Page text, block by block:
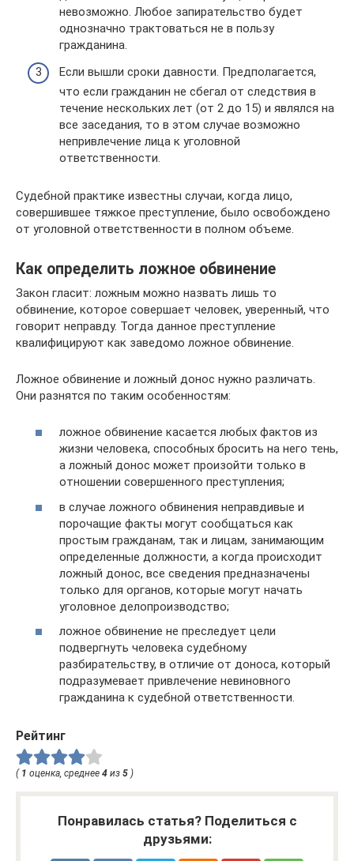
невозможно. Любое запирательство будет
однозначно трактоваться не в пользу
гражданина.
Если вышли сроки давности. Предполагается,
что если гражданин не сбегал от следствия в
течение нескольких лет (от 2 до 15) и являлся на
все заседания, то в этом случае возможно
непривлечение лица к уголовной
ответственности.
Судебной практике известны случаи, когда лицо,
совершившее тяжкое преступление, было освобождено
от уголовной ответственности в полном объеме.
Как определить ложное обвинение
Закон гласит: ложным можно назвать лишь то
обвинение, которое совершает человек, уверенный, что
говорит неправду. Тогда данное преступление
квалифицируют как заведомо ложное обвинение.
Ложное обвинение и ложный донос нужно различать.
Они разнятся по таким особенностям:
ложное обвинение касается любых фактов из
жизни человека, способных бросить на него тень,
а ложный донос может произойти только в
отношении совершенного преступления;
в случае ложного обвинения неправдивые и
порочащие факты могут сообщаться как
простым гражданам, так и лицам, занимающим
определенные должности, а когда происходит
ложный донос, все сведения предназначены
только для органов, которые могут начать
уголовное делопроизводство;
ложное обвинение не преследует цели
подвергнуть человека судебному
разбирательству, в отличие от доноса, который
подразумевает привлечение невиновного
гражданина к судебной ответственности.
Рейтинг
( 1 оценка, среднее 4 из 5 )
Понравилась статья? Поделиться с
друзьями: